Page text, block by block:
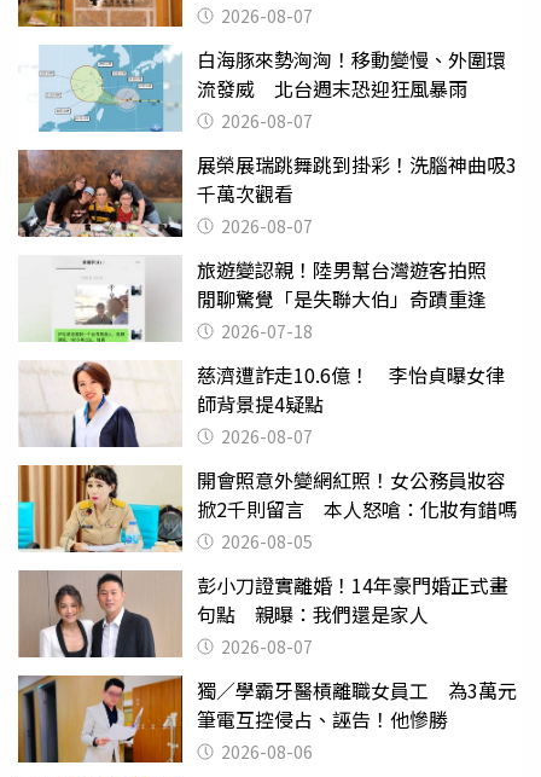
2026-08-07
白海豚來勢洶洶！移動變慢、外圍環
流發威 北台週末恐迎狂風暴雨
2026-08-07
展榮展瑞跳舞跳到掛彩！洗腦神曲吸3
千萬次觀看
2026-08-07
旅遊變認親！陸男幫台灣遊客拍照
閒聊驚覺「是失聯大伯」奇蹟重逢
2026-07-18
慈濟遭詐走10.6億！ 李怡貞曝女律
師背景提4疑點
2026-08-07
開會照意外變網紅照！女公務員妝容
掀2千則留言 本人怒嗆：化妝有錯嗎
2026-08-05
彭小刀證實離婚！14年豪門婚正式畫
句點 親曝：我們還是家人
2026-08-07
獨／學霸牙醫槓離職女員工 為3萬元
筆電互控侵占、誣告！他慘勝
2026-08-06